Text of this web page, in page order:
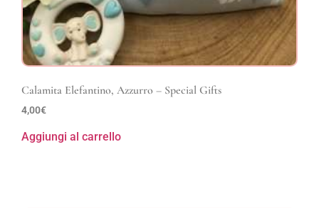
Calamita Elefantino, Azzurro – Special Gifts
4,00€
Aggiungi al carrello